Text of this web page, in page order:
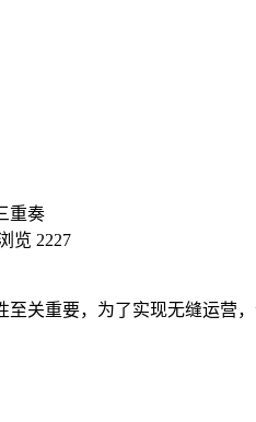
重奏
览 2227
关重要，为了实现无缝运营